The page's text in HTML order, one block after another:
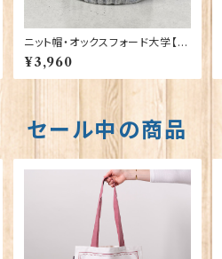
ニット帽・オックスフォード大学【グ
レー】 00217
¥3,960
セール中の商品